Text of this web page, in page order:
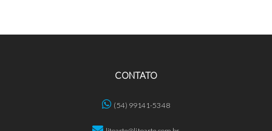
CONTATO
(54) 99141-5348